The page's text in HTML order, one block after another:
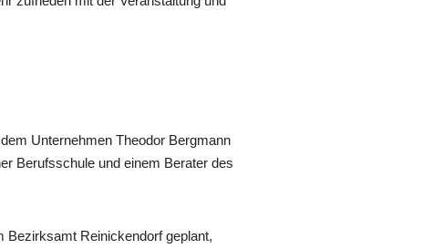
Unternehmen Theodor Bergmann
Berufsschule und einem Berater des
Bezirksamt Reinickendorf geplant,